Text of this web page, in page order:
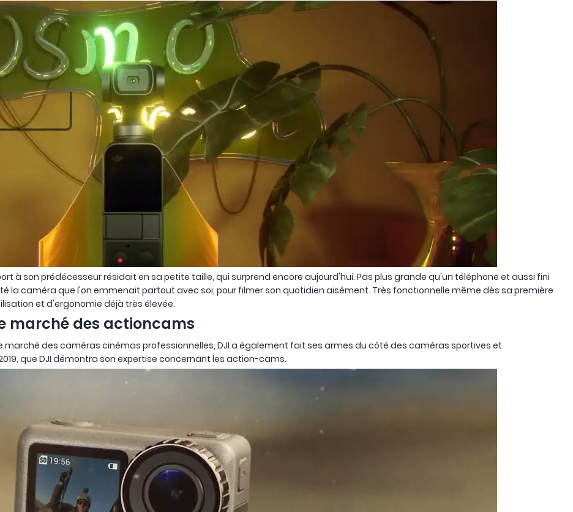
à son prédécesseur résidait en sa petite taille, qui surprend encore aujourd'hui. Pas plus grande qu'un téléphone et aussi fini
la caméra que l'on emmenait partout avec soi, pour filmer son quotidien aisément. Très fonctionnelle même dès sa première
et d'ergonomie déjà très élevée.
marché des actioncams
marché des caméras cinémas professionnelles, DJI a également fait ses armes du côté des caméras sportives et
que DJI démontra son expertise concernant les action-cams.